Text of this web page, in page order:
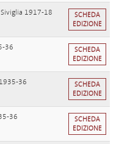
1917-18
SCHEDA
EDIZIONE
36
SCHEDA
EDIZIONE
36
SCHEDA
EDIZIONE
36
SCHEDA
EDIZIONE